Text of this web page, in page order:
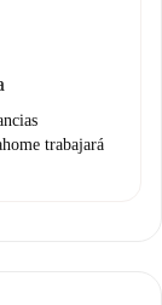
trabajará